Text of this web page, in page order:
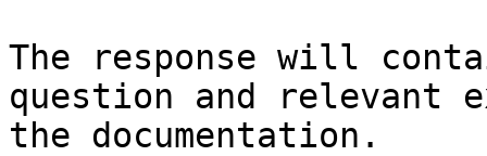
The response will
question and relevant
the documentation.